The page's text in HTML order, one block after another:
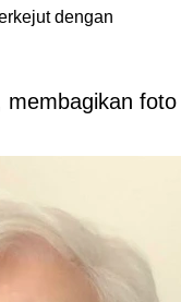
dengan
membagikan foto